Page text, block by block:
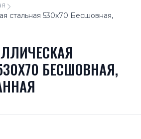
стальная 530x70 Бесшовная,
БЕСШОВНАЯ,